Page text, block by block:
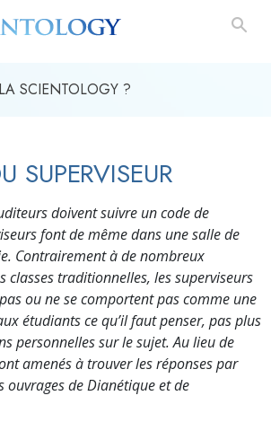
SCIENTOLOGY ?
SUPERVISEUR
doivent suivre un code de
font de même dans une salle de
Contrairement à de nombreux
classes traditionnelles, les superviseurs
ou ne se comportent pas comme une
étudiants ce qu’il faut penser, pas plus
personnelles sur le sujet. Au lieu de
amenés à trouver les réponses par
ouvrages de Dianétique et de